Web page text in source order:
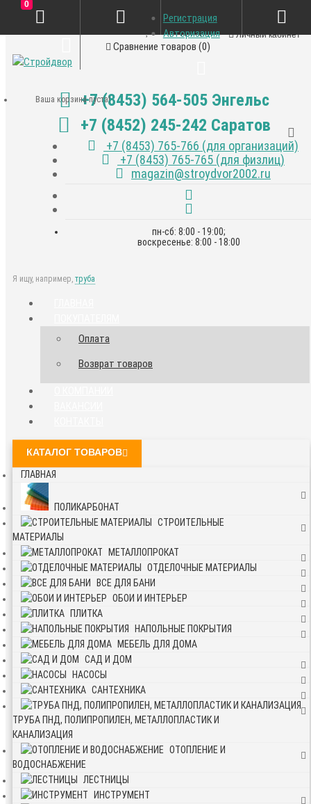
Личный кабинет
Закладки (0)
Сравнение товаров (0)
+7 (8453) 564-505 Энгельс
+7 (8452) 245-242 Саратов
+7 (8453) 765-766 (для организаций)
+7 (8453) 765-765 (для физлиц)
magazin@stroydvor2002.ru
пн-сб: 8:00 - 19:00;
воскресенье: 8:00 - 18:00
Я ищу, например, труба
Регистрация
Авторизация
0
Ваша корзина пуста!
Оплата
Возврат товаров
КАТАЛОГ ТОВАРОВ
ГЛАВНАЯ
ПОЛИКАРБОНАТ
СТРОИТЕЛЬНЫЕ
МАТЕРИАЛЫ
МЕТАЛЛОПРОКАТ
ОТДЕЛОЧНЫЕ МАТЕРИАЛЫ
ВСЕ ДЛЯ БАНИ
ОБОИ И ИНТЕРЬЕР
ПЛИТКА
НАПОЛЬНЫЕ ПОКРЫТИЯ
МЕБЕЛЬ ДЛЯ ДОМА
САД И ДОМ
НАСОСЫ
САНТЕХНИКА
ТРУБА ПНД, ПОЛИПРОПИЛЕН, МЕТАЛЛОПЛАСТИК И
КАНАЛИЗАЦИЯ
ОТОПЛЕНИЕ И
ВОДОСНАБЖЕНИЕ
ЛЕСТНИЦЫ
ИНСТРУМЕНТ